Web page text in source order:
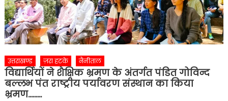
उत्तराखण्ड ज़रा हटके नैनीताल
विद्यार्थियों ने शैक्षिक भ्रमण के अंतर्गत पंडित गोविन्द
बल्लभ पंत राष्ट्रीय पर्यावरण संस्थान का किया
भ्रमण………